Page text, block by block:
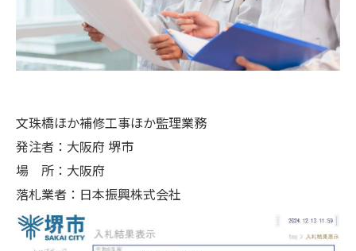
文珠橋ほか補修工事ほか監理業務
発注者：大阪府 堺市
場 所：大阪府
落札業者：日本振興株式会社